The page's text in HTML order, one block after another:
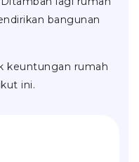
bangunan
keuntungan rumah
ini.